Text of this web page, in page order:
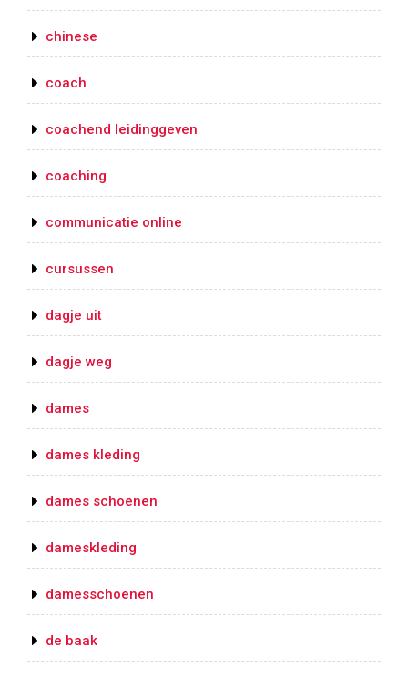
chinese
coach
coachend leidinggeven
coaching
communicatie online
cursussen
dagje uit
dagje weg
dames
dames kleding
dames schoenen
dameskleding
damesschoenen
de baak